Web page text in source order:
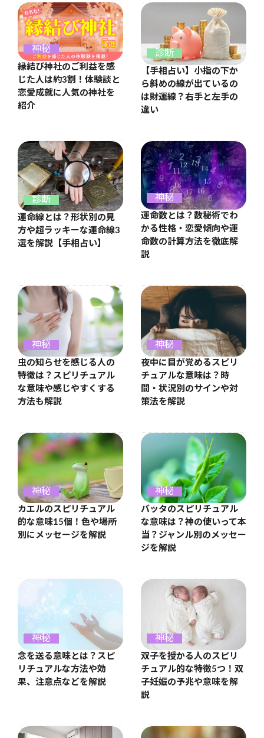
神秘
縁結び神社のご利益を感
じた人は約3割！体験談と
恋愛成就に人気の神社を
紹介
診断
【手相占い】小指の下か
ら斜めの線が出ているの
は財運線？右手と左手の
違い
診断
運命線とは？形状別の見
方や超ラッキーな運命線3
選を解説【手相占い】
神秘
運命数とは？数秘術でわ
かる性格・恋愛傾向や運
命数の計算方法を徹底解
説
神秘
虫の知らせを感じる人の
特徴は？スピリチュアル
な意味や感じやすくする
方法も解説
神秘
夜中に目が覚めるスピリ
チュアルな意味は？時
間・状況別のサインや対
策法を解説
神秘
カエルのスピリチュアル
的な意味15個！色や場所
別にメッセージを解説
神秘
バッタのスピリチュアル
な意味は？神の使いって本
当？ジャンル別のメッセー
ジを解説
神秘
念を送る意味とは？スピ
リチュアルな方法や効
果、注意点などを解説
神秘
双子を授かる人のスピリ
チュアル的な特徴5つ！双
子妊娠の予兆や意味を解
説